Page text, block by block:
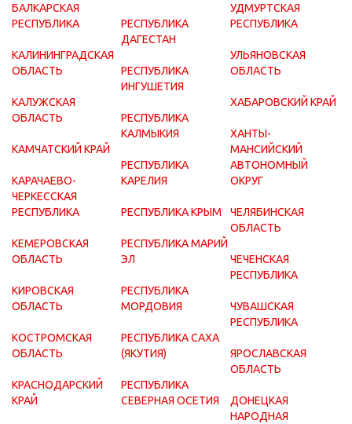
БАЛКАРСКАЯ
РЕСПУБЛИКА
КАЛИНИНГРАДСКАЯ
ОБЛАСТЬ
КАЛУЖСКАЯ
ОБЛАСТЬ
КАМЧАТСКИЙ КРАЙ
КАРАЧАЕВО-
ЧЕРКЕССКАЯ
РЕСПУБЛИКА
КЕМЕРОВСКАЯ
ОБЛАСТЬ
КИРОВСКАЯ
ОБЛАСТЬ
КОСТРОМСКАЯ
ОБЛАСТЬ
КРАСНОДАРСКИЙ
КРАЙ
РЕСПУБЛИКА
ДАГЕСТАН
РЕСПУБЛИКА
ИНГУШЕТИЯ
РЕСПУБЛИКА
КАЛМЫКИЯ
РЕСПУБЛИКА
КАРЕЛИЯ
РЕСПУБЛИКА КРЫМ
РЕСПУБЛИКА МАРИЙ
ЭЛ
РЕСПУБЛИКА
МОРДОВИЯ
РЕСПУБЛИКА САХА
(ЯКУТИЯ)
РЕСПУБЛИКА
СЕВЕРНАЯ ОСЕТИЯ
УДМУРТСКАЯ
РЕСПУБЛИКА
УЛЬЯНОВСКАЯ
ОБЛАСТЬ
ХАБАРОВСКИЙ КРАЙ
ХАНТЫ-
МАНСИЙСКИЙ
АВТОНОМНЫЙ
ОКРУГ
ЧЕЛЯБИНСКАЯ
ОБЛАСТЬ
ЧЕЧЕНСКАЯ
РЕСПУБЛИКА
ЧУВАШСКАЯ
РЕСПУБЛИКА
ЯРОСЛАВСКАЯ
ОБЛАСТЬ
ДОНЕЦКАЯ
НАРОДНАЯ